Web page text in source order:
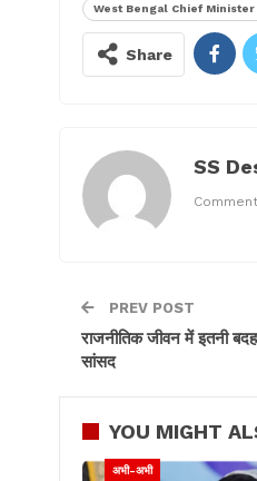
West Bengal Chief Minister
Share
SS
PREV POST
राजनीतिक जीवन में इतनी
सांसद
YOU MIGHT
अभी-अभी